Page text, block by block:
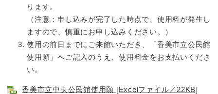
ります。
（注意：申し込みが完了した時点で、使用料が発生し
ますので、慎重にお申し込みください。）
使用の前日までにご来館いただき、「香美市立公民館
使用願」へご記入のうえ、使用料金をお支払いくださ
い。
香美市立中央公民館使用願 [Excelファイル／22KB]